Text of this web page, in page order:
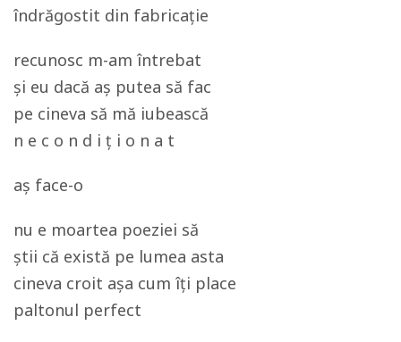
îndrăgostit din fabricație
recunosc m-am întrebat
și eu dacă aș putea să fac
pe cineva să mă iubească
n e c o n d i ț i o n a t
aș face-o
nu e moartea poeziei să
știi că există pe lumea asta
cineva croit așa cum îți place
paltonul perfect